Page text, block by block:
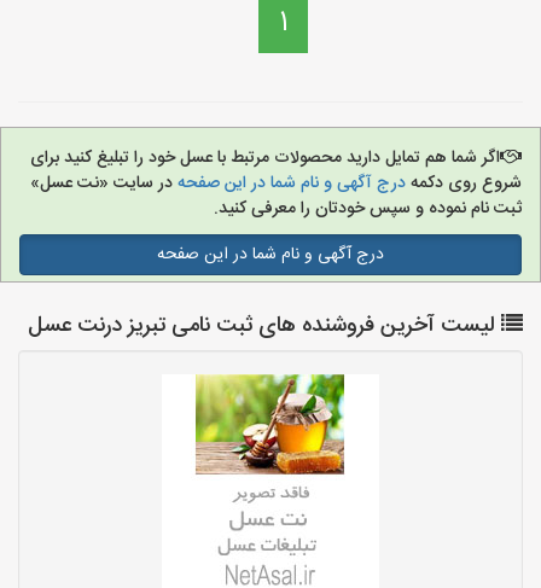
1
اگر شما هم تمایل دارید محصولات مرتبط با عسل خود را تبلیغ کنید برای
شروع روی دکمهدرج آگهی و نام شما در این صفحهدر سایت «نت عسل»
ثبت نام نموده و سپس خودتان را معرفی کنید.
درج آگهی و نام شما در این صفحه
لیست آخرین فروشنده های ثبت نامی تبریز درنت عسل